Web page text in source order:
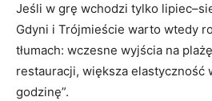
Jeśli w grę wchodzi tylko
Gdyni i Trójmieście warto wtedy
tłumach: wczesne wyjścia na
restauracji, większa elastyczność
godzinę”.